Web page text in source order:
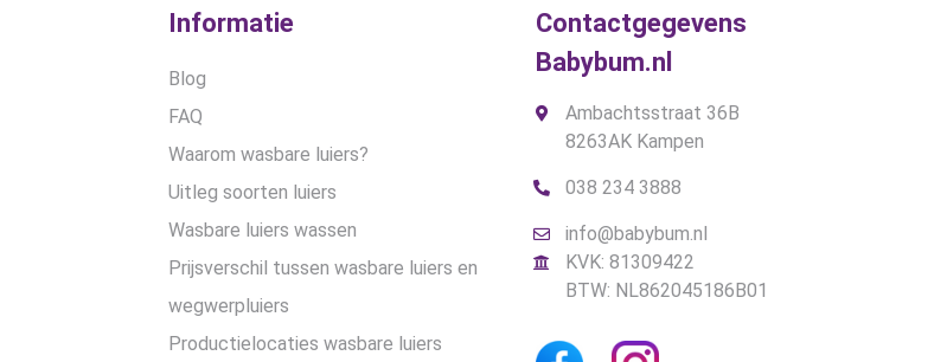
Informatie
Blog
FAQ
Waarom wasbare luiers?
Uitleg soorten luiers
Wasbare luiers wassen
Prijsverschil tussen wasbare luiers en
wegwerpluiers
Productielocaties wasbare luiers
Contactgegevens
Babybum.nl
Ambachtsstraat 36B
8263AK Kampen
038 234 3888
info@babybum.nl
KVK: 81309422
BTW: NL862045186B01